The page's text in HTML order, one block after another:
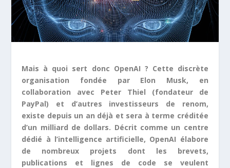
Mais à quoi sert donc OpenAI ? Cette discrète
organisation fondée par Elon Musk, en
collaboration avec Peter Thiel (fondateur de
PayPal) et d’autres investisseurs de renom,
existe depuis un an déjà et sera à terme créditée
d’un milliard de dollars. Décrit comme un centre
dédié à l’intelligence artificielle, OpenAI élabore
de nombreux projets dont les brevets,
publications et lignes de code se veulent